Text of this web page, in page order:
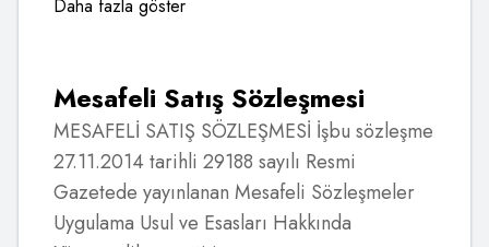
Daha fazla göster
Mesafeli Satış Sözleşmesi
MESAFELİ SATIŞ SÖZLEŞMESİ İşbu sözleşme
27.11.2014 tarihli 29188 sayılı Resmi
Gazetede yayınlanan Mesafeli Sözleşmeler
Uygulama Usul ve Esasları Hakkında